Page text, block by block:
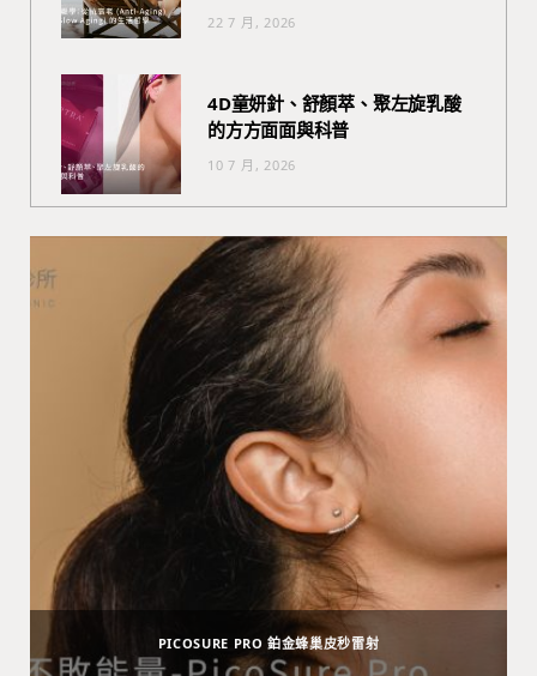
22 7 月, 2026
4D童妍針、舒顏萃、聚左旋乳酸
的方方面面與科普
10 7 月, 2026
PICOSURE PRO 鉑金蜂巢皮秒雷射